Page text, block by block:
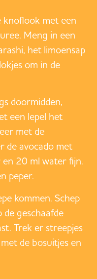
knoflook met een
Meng in een
het limoensap
om in de
doormidden,
een lepel het
met de
de avocado met
en 20 ml water fijn.
peper.
kommen. Schep
geschaafde
Trek er streepjes
de bosuitjes en